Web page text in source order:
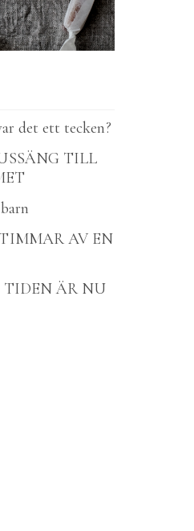
det ett tecken?
TILL
AV EN
TIDEN ÄR NU